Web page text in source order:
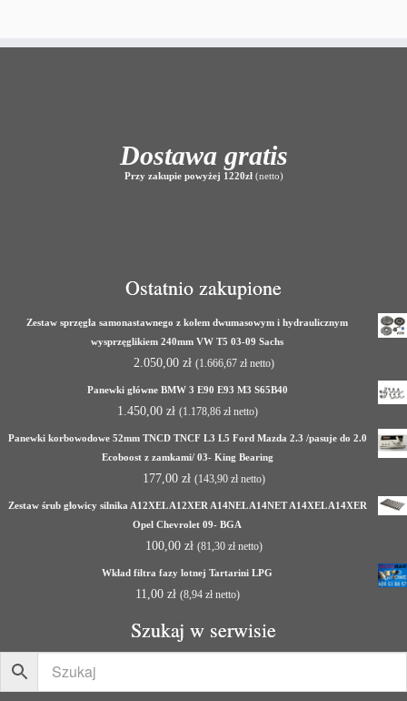
Dostawa gratis
Przy zakupie powyżej 1220zł(netto)
Ostatnio zakupione
Zestaw sprzęgła samonastawnego z kołem dwumasowym i hydraulicznym
wysprzęglikiem 240mm VW T5 03-09 Sachs
2.050,00 zł (1.666,67 złnetto)
Panewki główne BMW 3 E90 E93 M3 S65B40
1.450,00 zł (1.178,86 złnetto)
Panewki korbowodowe 52mm TNCD TNCF L3 L5 Ford Mazda 2.3 /pasuje do 2.0
Ecoboost z zamkami/ 03- King Bearing
177,00 zł (143,90 złnetto)
Zestaw śrub głowicy silnika A12XEL A12XER A14NEL A14NET A14XEL A14XER
Opel Chevrolet 09- BGA
100,00 zł (81,30 złnetto)
Wkład filtra fazy lotnej Tartarini LPG
11,00 zł (8,94 złnetto)
Szukaj w serwisie